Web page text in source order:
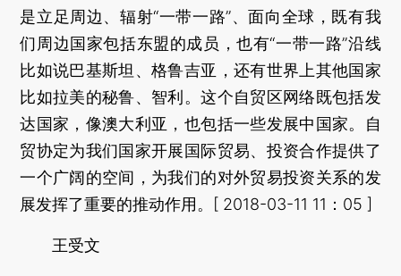
是立足周边、辐射“一带一路”、面向全球，既有我
们周边国家包括东盟的成员，也有“一带一路”沿线
比如说巴基斯坦、格鲁吉亚，还有世界上其他国家
比如拉美的秘鲁、智利。这个自贸区网络既包括发
达国家，像澳大利亚，也包括一些发展中国家。自
贸协定为我们国家开展国际贸易、投资合作提供了
一个广阔的空间，为我们的对外贸易投资关系的发
展发挥了重要的推动作用。[ 2018-03-11 11：05 ]
王受文